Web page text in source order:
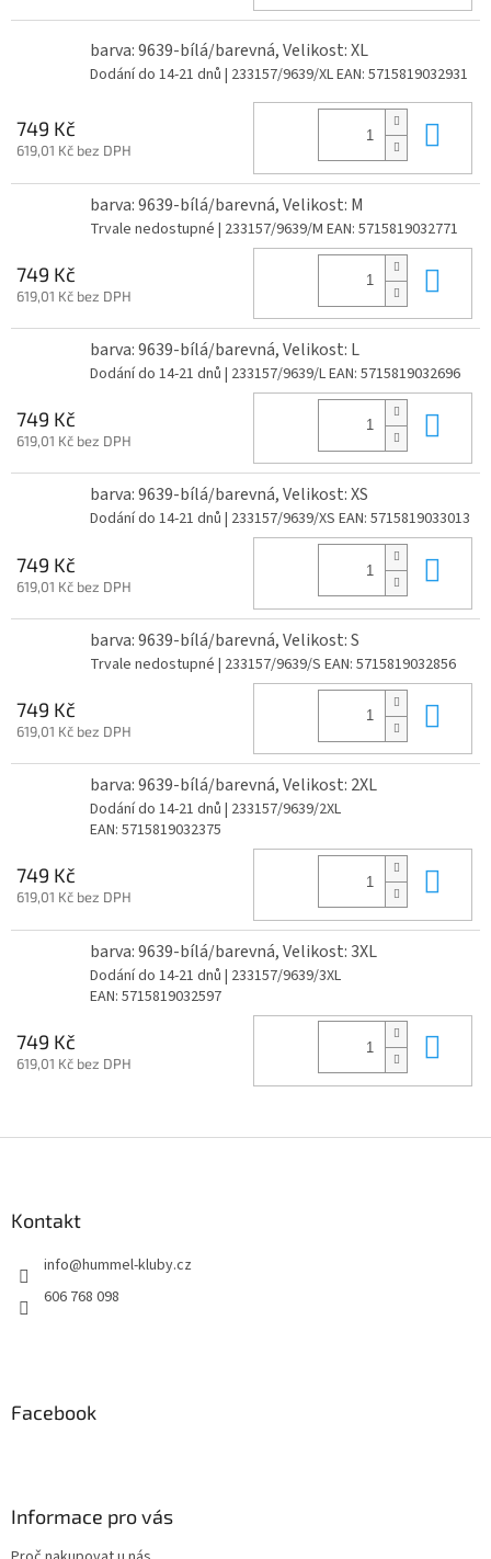
barva: 9639-bílá/barevná, Velikost: XL
Dodání do 14-21 dnů | 233157/9639/XLEAN: 5715819032931
749 Kč
619,01 Kč bez DPH
barva: 9639-bílá/barevná, Velikost: M
Trvale nedostupné | 233157/9639/M EAN: 5715819032771
749 Kč
619,01 Kč bez DPH
barva: 9639-bílá/barevná, Velikost: L
Dodání do 14-21 dnů | 233157/9639/LEAN: 5715819032696
749 Kč
619,01 Kč bez DPH
barva: 9639-bílá/barevná, Velikost: XS
Dodání do 14-21 dnů | 233157/9639/XS EAN: 5715819033013
749 Kč
619,01 Kč bez DPH
barva: 9639-bílá/barevná, Velikost: S
Trvale nedostupné | 233157/9639/S EAN: 5715819032856
749 Kč
619,01 Kč bez DPH
barva: 9639-bílá/barevná, Velikost: 2XL
Dodání do 14-21 dnů | 233157/9639/2XL
EAN: 5715819032375
749 Kč
619,01 Kč bez DPH
barva: 9639-bílá/barevná, Velikost: 3XL
Dodání do 14-21 dnů | 233157/9639/3XL
EAN: 5715819032597
749 Kč
619,01 Kč bez DPH
Kontakt
info@hummel-kluby.cz
606 768 098
Facebook
Informace pro vás